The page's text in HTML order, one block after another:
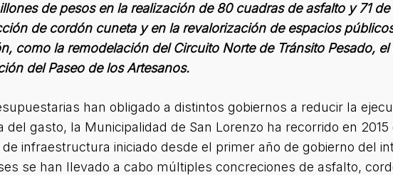
de pesos en la realización de 80 cuadras de asfalto y 71
de cordón cuneta y en la revalorización de espacios
como la remodelación del Circuito Norte de Tránsito Pesado,
del Paseo de los Artesanos.
han obligado a distintos gobiernos a reducir la
gasto, la Municipalidad de San Lorenzo ha recorrido en
infraestructura iniciado desde el primer año de gobierno del
se han llevado a cabo múltiples concreciones de asfalto,